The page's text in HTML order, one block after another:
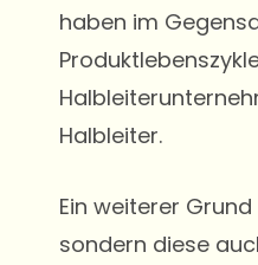
haben im
Halbleiter.
Ein weiterer
sondern diese